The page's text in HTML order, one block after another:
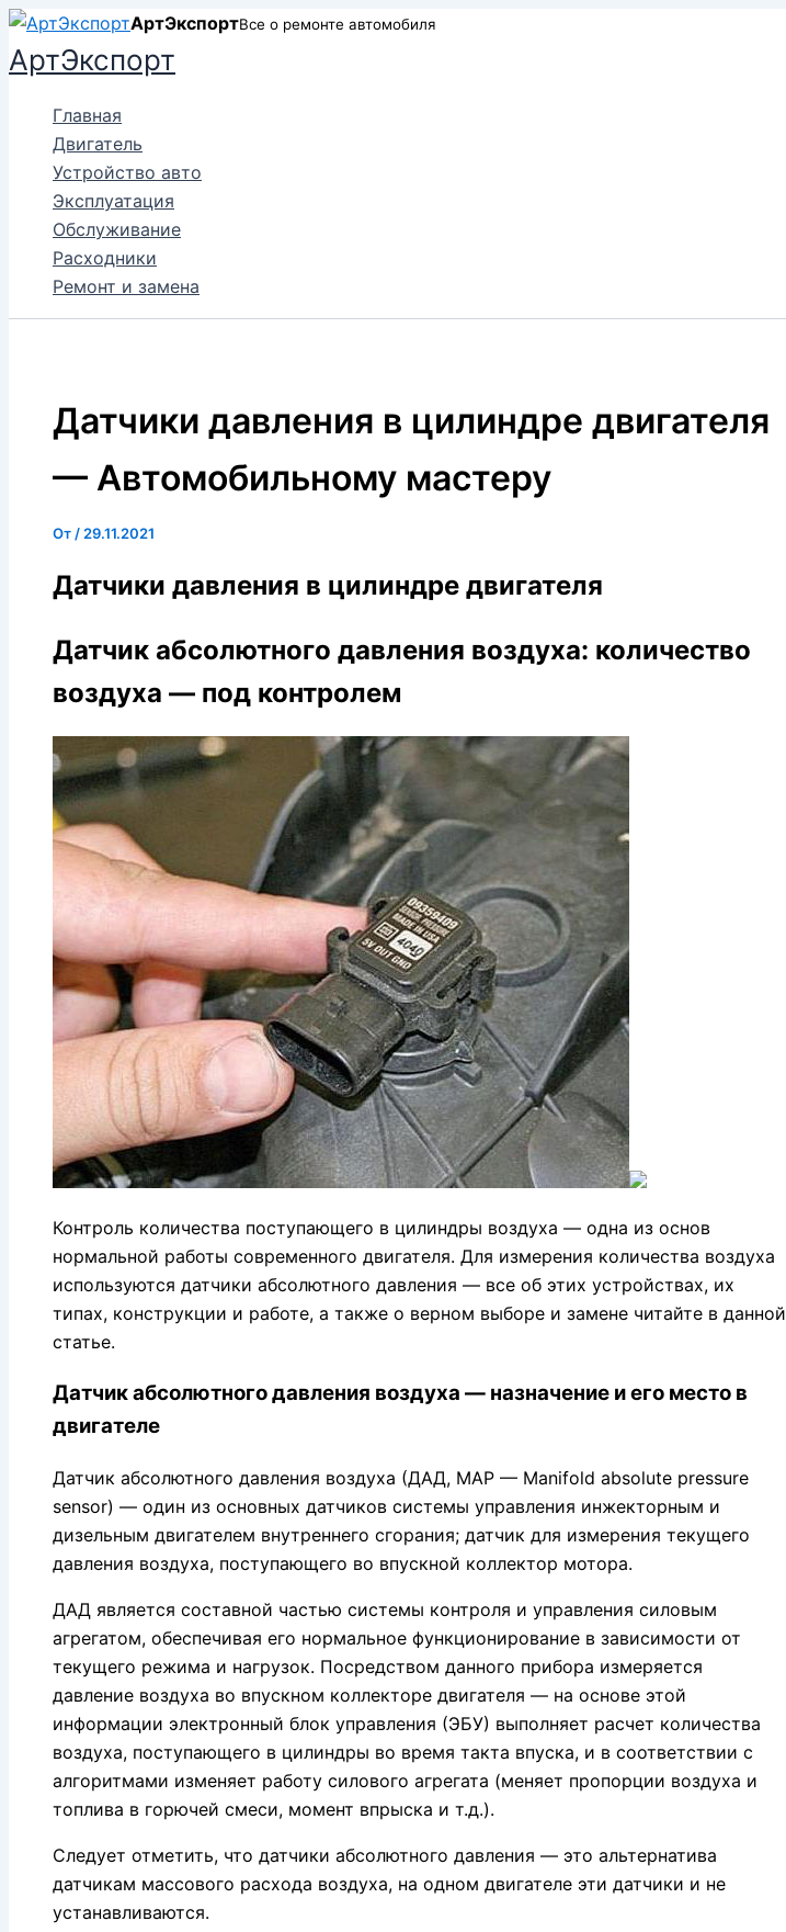
Перейти
к
содержимому
АртЭкспортВсе о ремонте автомобиля
АртЭкспорт
Главная
Двигатель
Устройство авто
Эксплуатация
Обслуживание
Расходники
Ремонт и замена
Датчики давления в цилиндре двигателя
— Автомобильному мастеру
От / 29.11.2021
Датчики давления в цилиндре двигателя
Датчик абсолютного давления воздуха: количество
воздуха — под контролем
Контроль количества поступающего в цилиндры воздуха — одна из основ
нормальной работы современного двигателя. Для измерения количества воздуха
используются датчики абсолютного давления — все об этих устройствах, их
типах, конструкции и работе, а также о верном выборе и замене читайте в данной
статье.
Датчик абсолютного давления воздуха — назначение и его место в
двигателе
Датчик абсолютного давления воздуха (ДАД, MAP — Manifold absolute pressure
sensor) — один из основных датчиков системы управления инжекторным и
дизельным двигателем внутреннего сгорания; датчик для измерения текущего
давления воздуха, поступающего во впускной коллектор мотора.
ДАД является составной частью системы контроля и управления силовым
агрегатом, обеспечивая его нормальное функционирование в зависимости от
текущего режима и нагрузок. Посредством данного прибора измеряется
давление воздуха во впускном коллекторе двигателя — на основе этой
информации электронный блок управления (ЭБУ) выполняет расчет количества
воздуха, поступающего в цилиндры во время такта впуска, и в соответствии с
алгоритмами изменяет работу силового агрегата (меняет пропорции воздуха и
топлива в горючей смеси, момент впрыска и т.д.).
Следует отметить, что датчики абсолютного давления — это альтернатива
датчикам массового расхода воздуха, на одном двигателе эти датчики и не
устанавливаются.